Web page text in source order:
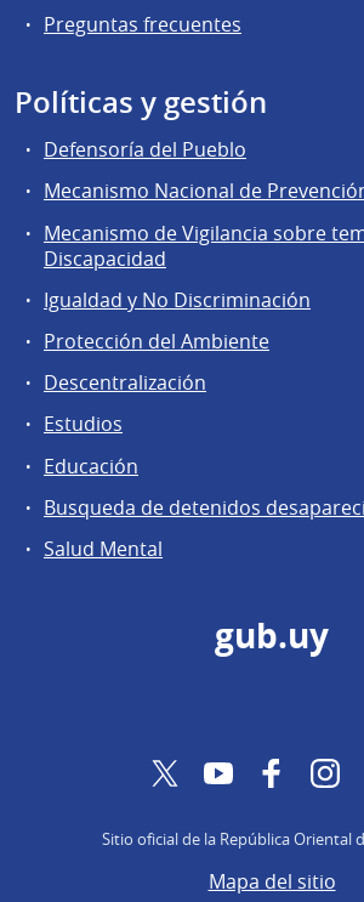
Preguntas frecuentes
Políticas y gestión
Defensoría del Pueblo
Mecanismo Nacional de
Mecanismo de Vigilancia sobre
Discapacidad
Igualdad y No Discriminación
Protección del Ambiente
Descentralización
Estudios
Educación
Busqueda de detenidos
Salud Mental
gub.uy
TwitterYouTube
Sitio oficial de la República Oriental
Mapa del sitio